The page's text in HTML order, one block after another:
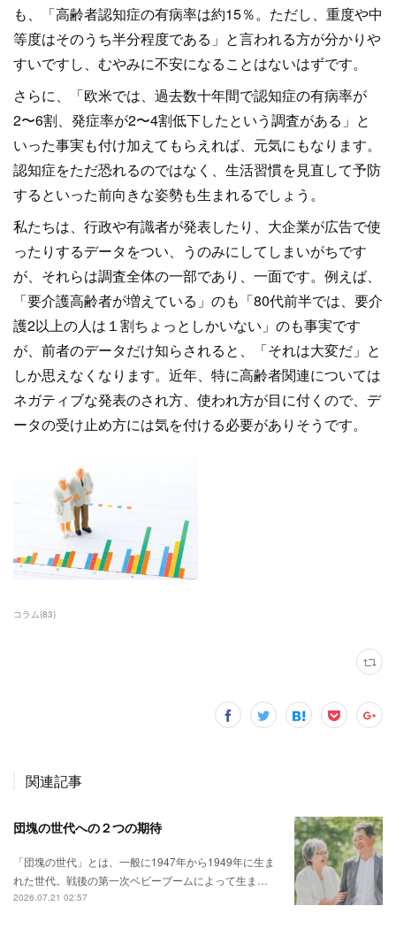
も、「高齢者認知症の有病率は約15％。ただし、重度や中
等度はそのうち半分程度である」と言われる方が分かりや
すいですし、むやみに不安になることはないはずです。
さらに、「欧米では、過去数十年間で認知症の有病率が
2〜6割、発症率が2〜4割低下したという調査がある」と
いった事実も付け加えてもらえれば、元気にもなります。
認知症をただ恐れるのではなく、生活習慣を見直して予防
するといった前向きな姿勢も生まれるでしょう。
私たちは、行政や有識者が発表したり、大企業が広告で使
ったりするデータをつい、うのみにしてしまいがちです
が、それらは調査全体の一部であり、一面です。例えば、
「要介護高齢者が増えている」のも「80代前半では、要介
護2以上の人は１割ちょっとしかいない」のも事実です
が、前者のデータだけ知らされると、「それは大変だ」と
しか思えなくなります。近年、特に高齢者関連については
ネガティブな発表のされ方、使われ方が目に付くので、デ
ータの受け止め方には気を付ける必要がありそうです。
コラム(83)
関連記事
団塊の世代への２つの期待
「団塊の世代」とは、一般に1947年から1949年に生ま
れた世代。戦後の第一次ベビーブームによって生ま…
2026.07.21 02:57